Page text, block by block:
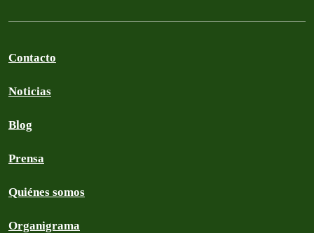
Contacto
Noticias
Blog
Prensa
Quiénes somos
Organigrama